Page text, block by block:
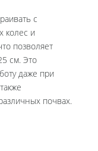
с
колес и
позволяет
см. Это
даже при
почвах.